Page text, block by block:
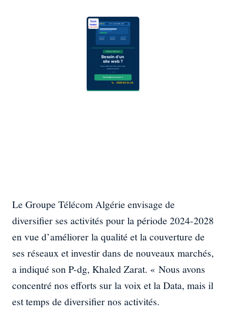
Le Groupe Télécom Algérie envisage de
diversifier ses activités pour la période 2024-2028
en vue d’améliorer la qualité et la couverture de
ses réseaux et investir dans de nouveaux marchés,
a indiqué son P-dg, Khaled Zarat. « Nous avons
concentré nos efforts sur la voix et la Data, mais il
est temps de diversifier nos activités.